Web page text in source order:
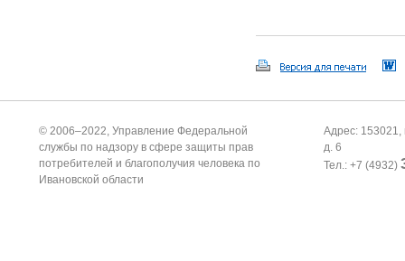
© 2006–2022, Управление Федеральной
службы по надзору в сфере защиты прав
потребителей и благополучия человека по
Ивановской области
Адрес: 153021,
д. 6
Тел.: +7 (4932)